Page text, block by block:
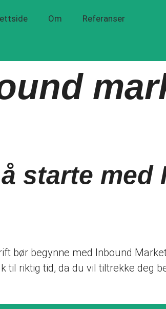
Om Referanser
starte med
bør begynne med Inbound
riktig tid, da du vil tiltrekke deg